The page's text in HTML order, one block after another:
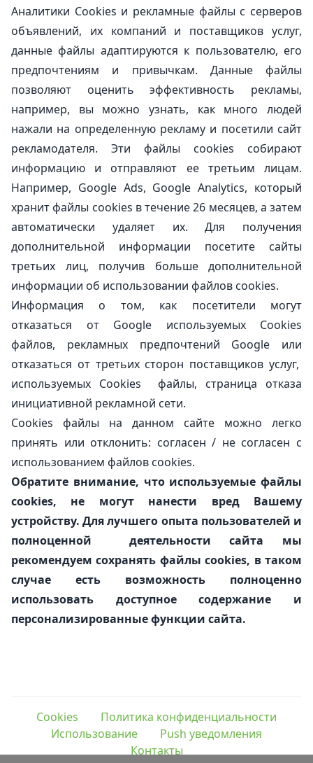
Аналитики Cookies и рекламные файлы с серверов
объявлений, их компаний и поставщиков услуг,
данные файлы адаптируются к пользователю, его
предпочтениям и привычкам. Данные файлы
позволяют оценить эффективность рекламы,
например, вы можно узнать, как много людей
нажали на определенную рекламу и посетили сайт
рекламодателя. Эти файлы cookies собирают
информацию и отправляют ее третьим лицам.
Например, Google Ads, Google Analytics, который
хранит файлы cookies в течение 26 месяцев, а затем
автоматически удаляет их. Для получения
дополнительной информации посетите сайты
третьих лиц, получив больше дополнительной
информации об использовании файлов cookies.
Информация о том, как посетители могут
отказаться от Google используемых Cookies
файлов, рекламных предпочтений Google или
отказаться от третьих сторон поставщиков услуг,
используемых Cookies файлы, страница отказа
инициативной рекламной сети.
Cookies файлы на данном сайте можно легко
принять или отклонить: согласен / не согласен с
использованием файлов cookies.
Обратите внимание, что используемые файлы
cookies, не могут нанести вред Вашему
устройству. Для лучшего опыта пользователей и
полноценной деятельности сайта мы
рекомендуем сохранять файлы cookies, в таком
случае есть возможность полноценно
использовать доступное содержание и
персонализированные функции сайта.
Cookies
Политика конфиденциальности
Использование
Push уведомления
Контакты